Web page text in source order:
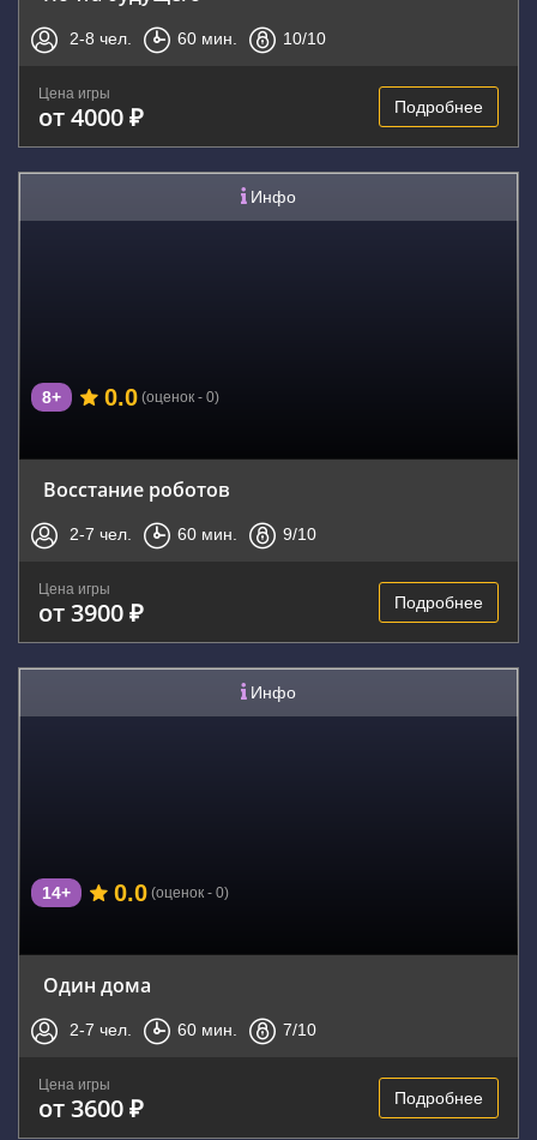
2-8 чел. 60 мин. 10/10
Цена игры
от 4000 ₽ Подробнее
Инфо
8+ 0.0 (оценок - 0)
Восстание роботов
2-7 чел. 60 мин. 9/10
Цена игры
от 3900 ₽ Подробнее
Инфо
14+ 0.0 (оценок - 0)
Один дома
2-7 чел. 60 мин. 7/10
Цена игры
от 3600 ₽ Подробнее